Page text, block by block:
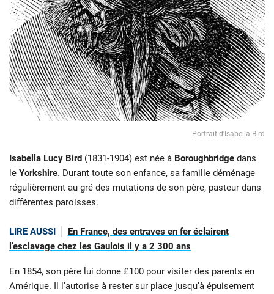
Portrait d’Isabella Bird
Isabella Lucy Bird (1831-1904) est née à Boroughbridge dans
le Yorkshire. Durant toute son enfance, sa famille déménage
régulièrement au gré des mutations de son père, pasteur dans
différentes paroisses.
LIRE AUSSI
En France, des entraves en fer éclairent
l’esclavage chez les Gaulois il y a 2 300 ans
En 1854, son père lui donne £100 pour visiter des parents en
Amérique. Il l’autorise à rester sur place jusqu’à épuisement